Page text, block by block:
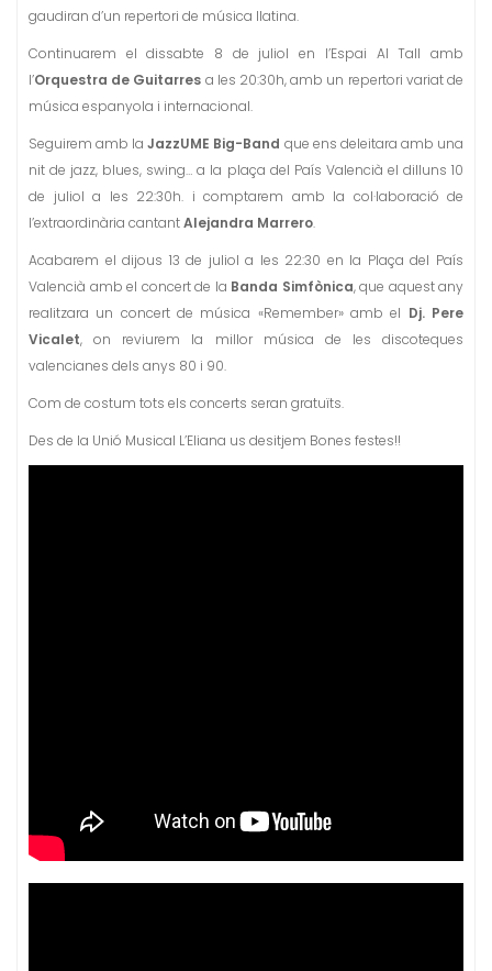
gaudiran d’un repertori de música llatina.
Continuarem el dissabte 8 de juliol en l’Espai Al Tall amb
l’Orquestra de Guitarres a les 20:30h, amb un repertori variat de
música espanyola i internacional.
Seguirem amb laJazzUME Big-Band que ens deleitara amb una
nit de jazz, blues, swing… a la plaça del País Valencià el dilluns 10
de juliol a les 22:30h. i comptarem amb la col·laboració de
l’extraordinària cantantAlejandra Marrero.
Acabarem el dijous 13 de juliol a les 22:30 en la Plaça del País
Valencià amb el concert de la Banda Simfònica, que aquest any
realitzara un concert de música «Remember» amb el Dj. Pere
Vicalet, on reviurem la millor música de les discoteques
valencianes dels anys 80 i 90.
Com de costum tots els concerts seran gratuïts.
Des de la Unió Musical L’Eliana us desitjem Bones festes!!